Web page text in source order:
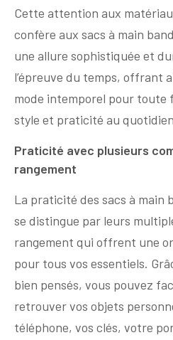
Cette attention aux
confère aux sacs à main
une allure sophistiquée et
l’épreuve du temps, offrant
mode intemporel pour toute
style et praticité au
Praticité avec plusieurs
rangement
La praticité des sacs à main
se distingue par leurs
rangement qui offrent une
pour tous vos essentiels.
bien pensés, vous pouvez
retrouver vos objets
téléphone, vos clés, votre